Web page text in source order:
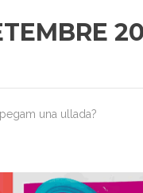
una ullada?